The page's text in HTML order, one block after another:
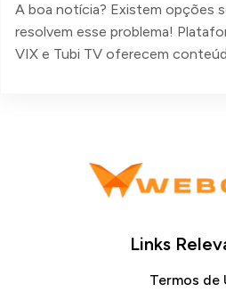
A boa notícia? Existem opções
resolvem esse problema!
VIX e Tubi TV oferecem
Links
Termos de